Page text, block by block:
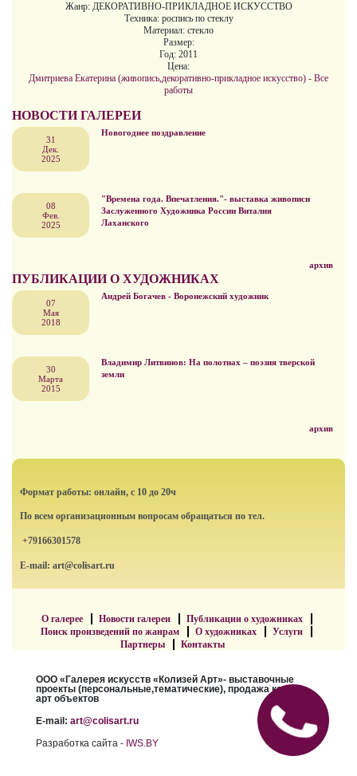
Жанр: ДЕКОРАТИВНО-ПРИКЛАДНОЕ ИСКУССТВО
Техника: роспись по стеклу
Материал: стекло
Размер:
Год: 2011
Цена:
Дмитриева Екатерина (живопись,декоративно-прикладное искусство) - Все
работы
НОВОСТИ ГАЛЕРЕИ
31
Дек.
2025
Новогоднее поздравление
08
Фев.
2025
"Времена года. Впечатления."- выставка живописи
Заслуженного Художника России Виталия
Лаханского
архив
ПУБЛИКАЦИИ О ХУДОЖНИКАХ
07
Мая
2018
Андрей Богачев - Воронежский художник
30
Марта
2015
Владимир Литвинов: На полотнах – поэзия тверской
земли
архив
Формат работы: онлайн, с 10 до 20ч
По всем организационным вопросам обращаться по тел.
+79166301578
E-mail: art@colisart.ru
О галерее Новости галереи
Публикации о художниках
Поиск произведений по жанрам
О художниках
Услуги
Партнеры
Контакты
ООО «Галерея искусств «Колизей Арт»- выставочные
проекты (персональные,тематические), продажа картин,
арт объектов
E-mail: art@colisart.ru
Разработка сайта - IWS.BY